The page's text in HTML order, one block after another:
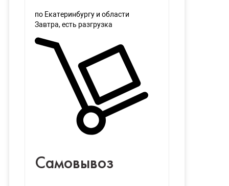
по Екатеринбургу и области
Завтра, есть разгрузка
Самовывоз